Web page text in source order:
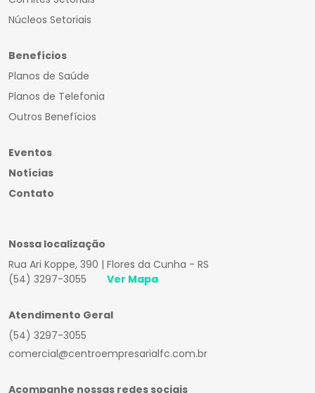
Núcleos Setoriais
Benefícios
Planos de Saúde
Planos de Telefonia
Outros Benefícios
Eventos
Notícias
Contato
Nossa localização
Rua Ari Koppe, 390 | Flores da Cunha - RS
(54) 3297-3055
Ver Mapa
Atendimento Geral
(54) 3297-3055
comercial@centroempresarialfc.com.br
Acompanhe nossas redes sociais